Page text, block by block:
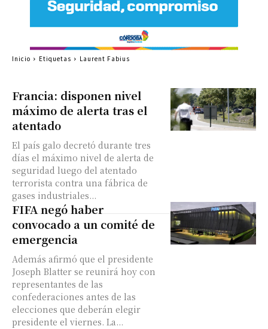
Francia: disponen nivel
máximo de alerta tras el
atentado
El país galo decretó durante tres
días el máximo nivel de alerta de
seguridad luego del atentado
terrorista contra una fábrica de
gases industriales...
FIFA negó haber
convocado a un comité de
emergencia
Además afirmó que el presidente
Joseph Blatter se reunirá hoy con
representantes de las
confederaciones antes de las
elecciones que deberán elegir
presidente el viernes. La...
Inicio Etiquetas Laurent Fabius